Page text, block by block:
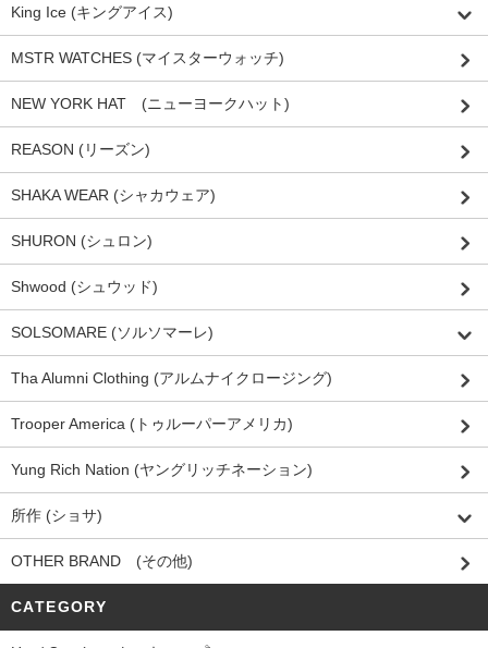
King Ice (キングアイス)
MSTR WATCHES (マイスターウォッチ)
NEW YORK HAT (ニューヨークハット)
REASON (リーズン)
SHAKA WEAR (シャカウェア)
SHURON (シュロン)
Shwood (シュウッド)
SOLSOMARE (ソルソマーレ)
Tha Alumni Clothing (アルムナイクロージング)
Trooper America (トゥルーパーアメリカ)
Yung Rich Nation (ヤングリッチネーション)
所作 (ショサ)
OTHER BRAND (その他)
CATEGORY